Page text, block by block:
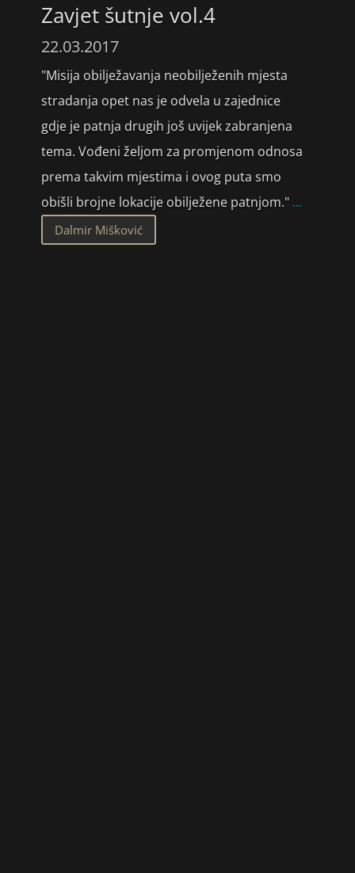
Zavjet šutnje vol.4
22.03.2017
"Misija obilježavanja neobilježenih mjesta
stradanja opet nas je odvela u zajednice
gdje je patnja drugih još uvijek zabranjena
tema. Vođeni željom za promjenom odnosa
prema takvim mjestima i ovog puta smo
obišli brojne lokacije obilježene patnjom." ...
Dalmir Mišković